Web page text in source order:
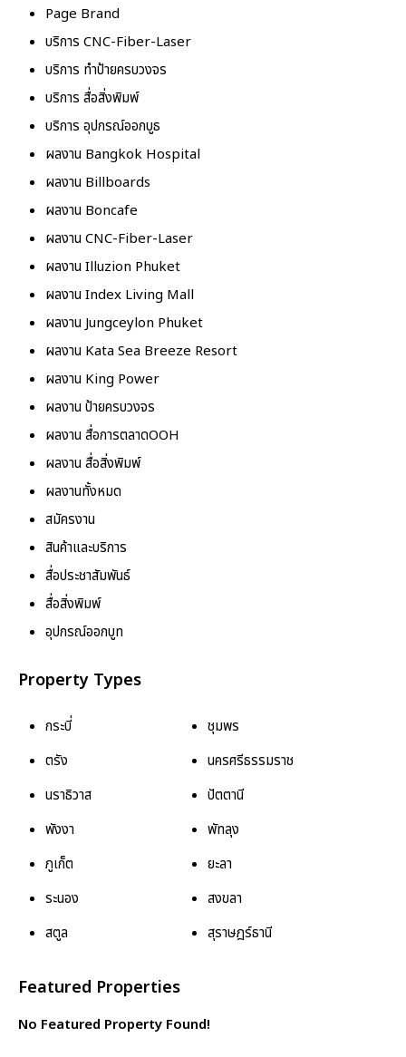
Page Brand
บริการ CNC-Fiber-Laser
บริการ ทำป้ายครบวงจร
บริการ สื่อสิ่งพิมพ์
บริการ อุปกรณ์ออกบูธ
ผลงาน Bangkok Hospital
ผลงาน Billboards
ผลงาน Boncafe
ผลงาน CNC-Fiber-Laser
ผลงาน Illuzion Phuket
ผลงาน Index Living Mall
ผลงาน Jungceylon Phuket
ผลงาน Kata Sea Breeze Resort
ผลงาน King Power
ผลงาน ป้ายครบวงจร
ผลงาน สื่อการตลาดOOH
ผลงาน สื่อสิ่งพิมพ์
ผลงานทั้งหมด
สมัครงาน
สินค้าและบริการ
สื่อประชาสัมพันธ์
สื่อสิ่งพิมพ์
อุปกรณ์ออกบูท
Property Types
กระบี่
ชุมพร
ตรัง
นครศรีธรรมราช
นราธิวาส
ปัตตานี
พังงา
พัทลุง
ภูเก็ต
ยะลา
ระนอง
สงขลา
สตูล
สุราษฎร์ธานี
Featured Properties
No Featured Property Found!